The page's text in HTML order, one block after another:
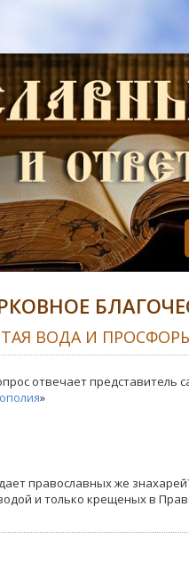
ВОДА И
отвечает представитель
»
православных же
и только крещеных в